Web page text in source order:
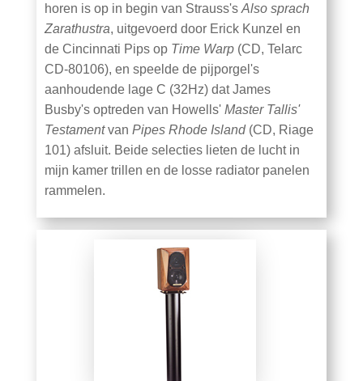
horen is op in begin van Strauss's Also sprach
Zarathustra, uitgevoerd door Erick Kunzel en
de Cincinnati Pips op Time Warp (CD, Telarc
CD-80106), en speelde de pijporgel's
aanhoudende lage C (32Hz) dat James
Busby's optreden van Howells' Master Tallis'
Testamentvan Pipes Rhode Island (CD, Riage
101) afsluit. Beide selecties lieten de lucht in
mijn kamer trillen en de losse radiator panelen
rammelen.